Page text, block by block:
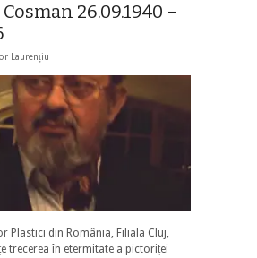
26.09.1940 –
Laurențiu
Plastici din România, Filiala Cluj,
trecerea în etermitate a pictoriței